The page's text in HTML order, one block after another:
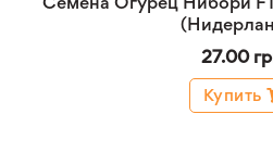
27.00
Купить